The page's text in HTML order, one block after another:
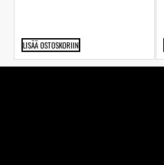
LISÄÄ OSTOSKORIIN